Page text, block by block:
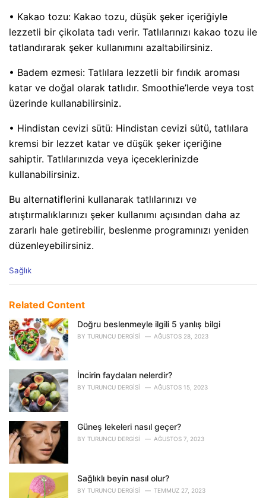
• Kakao tozu: Kakao tozu, düşük şeker içeriğiyle
lezzetli bir çikolata tadı verir. Tatlılarınızı kakao tozu ile
tatlandırarak şeker kullanımını azaltabilirsiniz.
• Badem ezmesi: Tatlılara lezzetli bir fındık aroması
katar ve doğal olarak tatlıdır. Smoothie’lerde veya tost
üzerinde kullanabilirsiniz.
• Hindistan cevizi sütü: Hindistan cevizi sütü, tatlılara
kremsi bir lezzet katar ve düşük şeker içeriğine
sahiptir. Tatlılarınızda veya içeceklerinizde
kullanabilirsiniz.
Bu alternatiflerini kullanarak tatlılarınızı ve
atıştırmalıklarınızı şeker kullanımı açısından daha az
zararlı hale getirebilir, beslenme programınızı yeniden
düzenleyebilirsiniz.
C
e
o
r
i
e
Sağlık
Related Content
Doğru beslenmeyle ilgili 5 yanlış bilgi
BY TURUNCU DERGISI AĞUSTOS 28, 2023
İncirin faydaları nelerdir?
BY TURUNCU DERGISI AĞUSTOS 15, 2023
Güneş lekeleri nasıl geçer?
BY TURUNCU DERGISI AĞUSTOS 7, 2023
Sağlıklı beyin nasıl olur?
BY TURUNCU DERGISI TEMMUZ 27, 2023